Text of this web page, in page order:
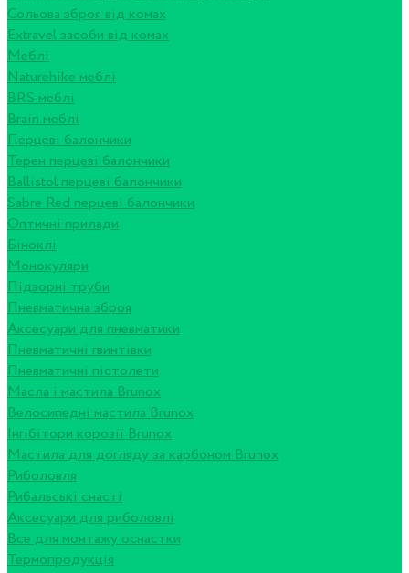
Сольова зброя від комах
Extravel засоби від комах
Меблі
Naturehike меблі
BRS меблі
Brain меблі
Перцеві балончики
Терен перцеві балончики
Ballistol перцеві балончики
Sabre Red перцеві балончики
Оптичні прилади
Біноклі
Монокуляри
Підзорні труби
Пневматична зброя
Аксесуари для пневматики
Пневматичні гвинтівки
Пневматичні пістолети
Масла і мастила Brunox
Велосипедні мастила Brunox
Інгібітори корозії Brunox
Мастила для догляду за карбоном Brunox
Риболовля
Рибальські снасті
Аксесуари для риболовлі
Все для монтажу оснастки
Термопродукція